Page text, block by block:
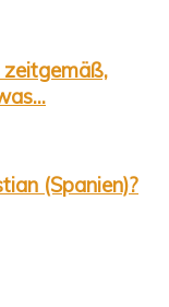
zeitgemäß,
(Spanien)?